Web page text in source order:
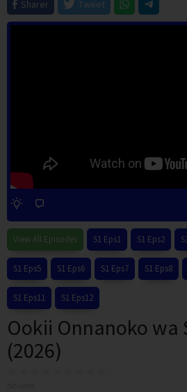
Sharer
Tweet
View All Episodes S1 Eps1 S1 Eps2
S1 Eps5 S1 Eps6 S1 Eps7 S1 Eps8
S1 Eps11 S1 Eps12
Ookii Onnanoko wa
(2026)